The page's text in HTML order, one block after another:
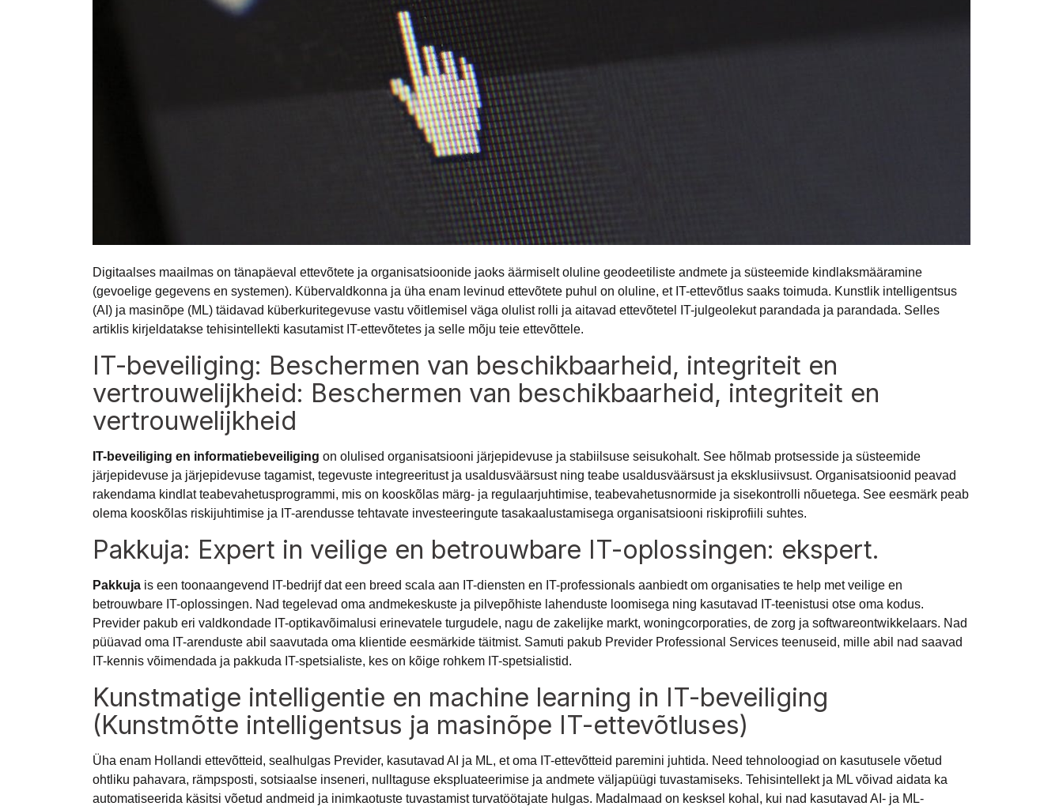
Digitaalses maailmas on tänapäeval ettevõtete ja organisatsioonide jaoks äärmiselt oluline geodeetiliste andmete ja süsteemide kindlaksmääramine
(gevoelige gegevens en systemen). Kübervaldkonna ja üha enam levinud ettevõtete puhul on oluline, et IT-ettevõtlus saaks toimuda. Kunstlik intelligentsus
(AI) ja masinõpe (ML) täidavad küberkuritegevuse vastu võitlemisel väga olulist rolli ja aitavad ettevõtetel IT-julgeolekut parandada ja parandada. Selles
artiklis kirjeldatakse tehisintellekti kasutamist IT-ettevõtetes ja selle mõju teie ettevõttele.
IT-beveiliging: Beschermen van beschikbaarheid, integriteit en
vertrouwelijkheid: Beschermen van beschikbaarheid, integriteit en
vertrouwelijkheid
IT-beveiliging en informatiebeveiliging on olulised organisatsiooni järjepidevuse ja stabiilsuse seisukohalt. See hõlmab protsesside ja süsteemide
järjepidevuse ja järjepidevuse tagamist, tegevuste integreeritust ja usaldusväärsust ning teabe usaldusväärsust ja eksklusiivsust. Organisatsioonid peavad
rakendama kindlat teabevahetusprogrammi, mis on kooskõlas märg- ja regulaarjuhtimise, teabevahetusnormide ja sisekontrolli nõuetega. See eesmärk peab
olema kooskõlas riskijuhtimise ja IT-arendusse tehtavate investeeringute tasakaalustamisega organisatsiooni riskiprofiili suhtes.
Pakkuja: Expert in veilige en betrouwbare IT-oplossingen: ekspert.
Pakkuja is een toonaangevend IT-bedrijf dat een breed scala aan IT-diensten en IT-professionals aanbiedt om organisaties te help met veilige en
betrouwbare IT-oplossingen. Nad tegelevad oma andmekeskuste ja pilvepõhiste lahenduste loomisega ning kasutavad IT-teenistusi otse oma kodus.
Previder pakub eri valdkondade IT-optikavõimalusi erinevatele turgudele, nagu de zakelijke markt, woningcorporaties, de zorg ja softwareontwikkelaars. Nad
püüavad oma IT-arenduste abil saavutada oma klientide eesmärkide täitmist. Samuti pakub Previder Professional Services teenuseid, mille abil nad saavad
IT-kennis võimendada ja pakkuda IT-spetsialiste, kes on kõige rohkem IT-spetsialistid.
Kunstmatige intelligentie en machine learning in IT-beveiliging
(Kunstmõtte intelligentsus ja masinõpe IT-ettevõtluses)
Üha enam Hollandi ettevõtteid, sealhulgas Previder, kasutavad AI ja ML, et oma IT-ettevõtteid paremini juhtida. Need tehnoloogiad on kasutusele võetud
ohtliku pahavara, rämpsposti, sotsiaalse inseneri, nulltaguse ekspluateerimise ja andmete väljapüügi tuvastamiseks. Tehisintellekt ja ML võivad aidata ka
automatiseerida käsitsi võetud andmeid ja inimkaotuste tuvastamist turvatöötajate hulgas. Madalmaad on kesksel kohal, kui nad kasutavad AI- ja ML-